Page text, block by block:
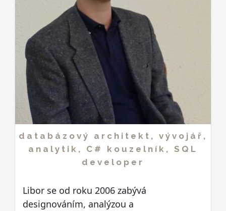
databázový architekt, vývojář,
analytik, C# kouzelník, SQL
developer
Libor se od roku 2006 zabývá
designováním, analýzou a